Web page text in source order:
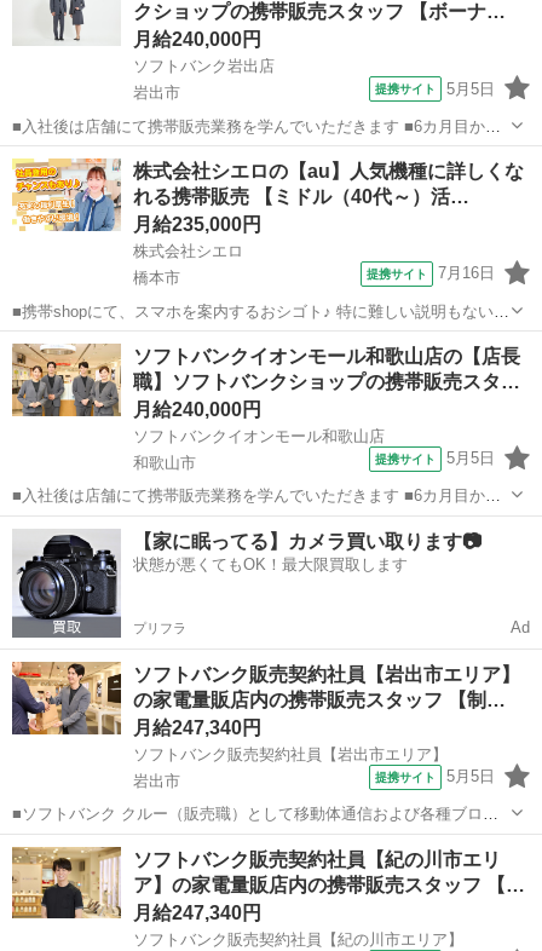
お会計、調理、仕込み、食器洗い...
クショップの携帯販売スタッフ 【ボーナ…
月給240,000円
ソフトバンク岩出店
岩出市
提携サイト 5月5日
■入社後は店舗にて携帯販売業務を学んでいただきます ■6カ月目から
は副店長として店長の補佐として店舗運営を学んでいただきます ■1年
目からは店長として1店舗をお任せし店舗運営をお願いします ※能力
に応じて期間は異なります...
和歌山 岩出市 その他
株式会社シエロの【au】人気機種に詳しくな
れる携帯販売 【ミドル（40代～）活…
月給235,000円
株式会社シエロ
橋本市
提携サイト 7月16日
■携帯shopにて、スマホを案内するおシゴト♪ 特に難しい説明もないの
で、ご安心を。新規契約、機種変更、 各種料金プランのご相談対応・
ご提案などをお願いします。 初めての方でも安心♪ あなた専属のコー
ディネーターが親切・丁...
和歌山 橋本市 その他
ソフトバンクイオンモール和歌山店の【店長
職】ソフトバンクショップの携帯販売スタ…
月給240,000円
ソフトバンクイオンモール和歌山店
和歌山市
提携サイト 5月5日
■入社後は店舗にて携帯販売業務を学んでいただきます ■6カ月目から
は副店長として店長の補佐として店舗運営を学んでいただきます ■1年
目からは店長として1店舗をお任せし店舗運営をお願いします ※能力
に応じて期間は異なります...
和歌山 和歌山市 その他
【家に眠ってる】カメラ買い取ります📷
状態が悪くてもOK！最大限買取します
プリフラ Ad
ソフトバンク販売契約社員【岩出市エリア】
の家電量販店内の携帯販売スタッフ 【制…
月給247,340円
ソフトバンク販売契約社員【岩出市エリア】
岩出市
提携サイト 5月5日
■ソフトバンク クルー（販売職）として移動体通信および各種ブロー
ドバンドサービスの提案・販売をお任せします。 【具体的な業務内
容】 ・スマートフォンなどの販売 ・新規加入やプラン変更の事務手続
き ・その他、各種商品・サービ...
和歌山 岩出市 その他
ソフトバンク販売契約社員【紀の川市エリ
ア】の家電量販店内の携帯販売スタッフ 【…
月給247,340円
ソフトバンク販売契約社員【紀の川市エリア】